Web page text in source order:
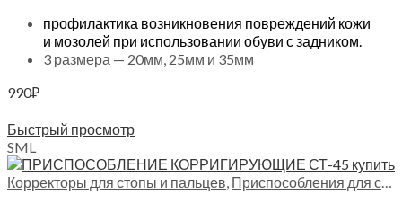
профилактика возникновения повреждений кожи
и мозолей при использовании обуви с задником.
3 размера — 20мм, 25мм и 35мм
990₽
Быстрый просмотр
SML
Корректоры для стопы и пальцев, Приспособления для стопы